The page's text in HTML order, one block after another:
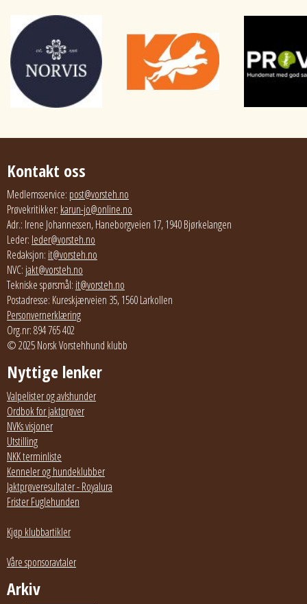
Kontakt oss
Medlemsservice: post@vorsteh.no
Prøvekritikker: karun-jo@online.no
Adr.: Irene Johannessen, Haneborgveien 17, 1940 Bjørkelangen
Leder: leder@vorsteh.no
Redaksjon: it@vorsteh.no
NVC: jakt@vorsteh.no
Tekniske spørsmål: it@vorsteh.no
Postadresse: Kureskjærveien 35, 1560 Larkollen
Personvernerklæring
Org.nr: 894 765 402
© 2025 Norsk Vorstehhund klubb
Nyttige lenker
Valpelister og avlshunder
Ordbok for jaktprøver
NVKs visjoner
Utstilling
NKK terminliste
Kenneler og hundeklubber
Jaktprøveresultater - Royalura
Frister Fuglehunden
Kjøp klubbartikler
Våre sponsoravtaler
Arkiv